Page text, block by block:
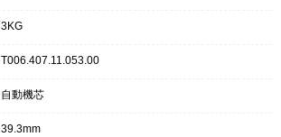
3KG
T006.407.11.053.00
自動機芯
39.3mm